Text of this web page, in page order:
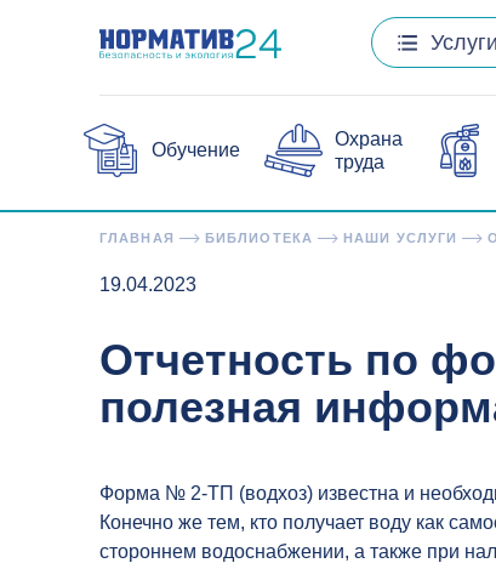
Обучение
Охрана
труда
ГЛАВНАЯ БИБЛИОТЕКА НАШИ УСЛУГИ
19.04.2023
Отчетность по
полезная
Форма № 2-ТП (водхоз) известна и
Конечно же тем, кто получает воду как
стороннем водоснабжении, а также при